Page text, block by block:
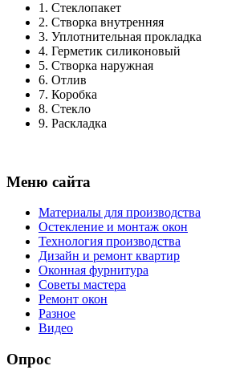
1. Стеклопакет
2. Створка внутренняя
3. Уплотнительная прокладка
4. Герметик силиконовый
5. Створка наружная
6. Отлив
7. Коробка
8. Стекло
9. Раскладка
Меню сайта
Материалы для производства
Остекление и монтаж окон
Технология производства
Дизайн и ремонт квартир
Оконная фурнитура
Советы мастера
Ремонт окон
Разное
Видео
Опрос